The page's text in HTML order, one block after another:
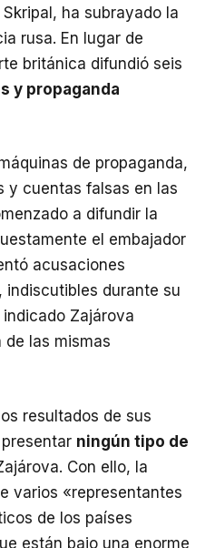
ha subrayado la
rusa. En lugar de
británica difundió seis
y propaganda
de propaganda,
y cuentas falsas en las
a difundir la
el embajador
acusaciones
durante su
Zajárova
las mismas
resultados de sus
ningún tipo de
Con ello, la
varios «representantes
de los países
están bajo una enorme